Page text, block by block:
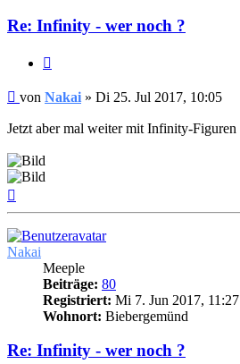
Re: Infinity - wer noch ?
Beitrag
von Nakai » Di 25. Jul 2017, 10:05
Jetzt aber mal weiter mit Infinity-Figuren
Nakai
Meeple
Beiträge: 80
Registriert: Mi 7. Jun 2017, 11:27
Wohnort: Biebergemünd
Re: Infinity - wer noch ?